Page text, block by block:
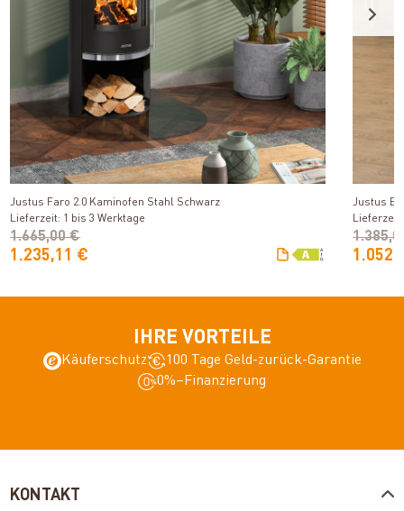
Produkt ansehen
Justus Faro 2.0 Kaminofen Stahl Schwarz
Lieferzeit: 1 bis 3 Werktage
1.235,11 €
1.665,00 €
Justus
IHRE VORTEILE
Käuferschutz
100 Tage Geld-zurück-Garantie
0%–Finanzierung
KONTAKT